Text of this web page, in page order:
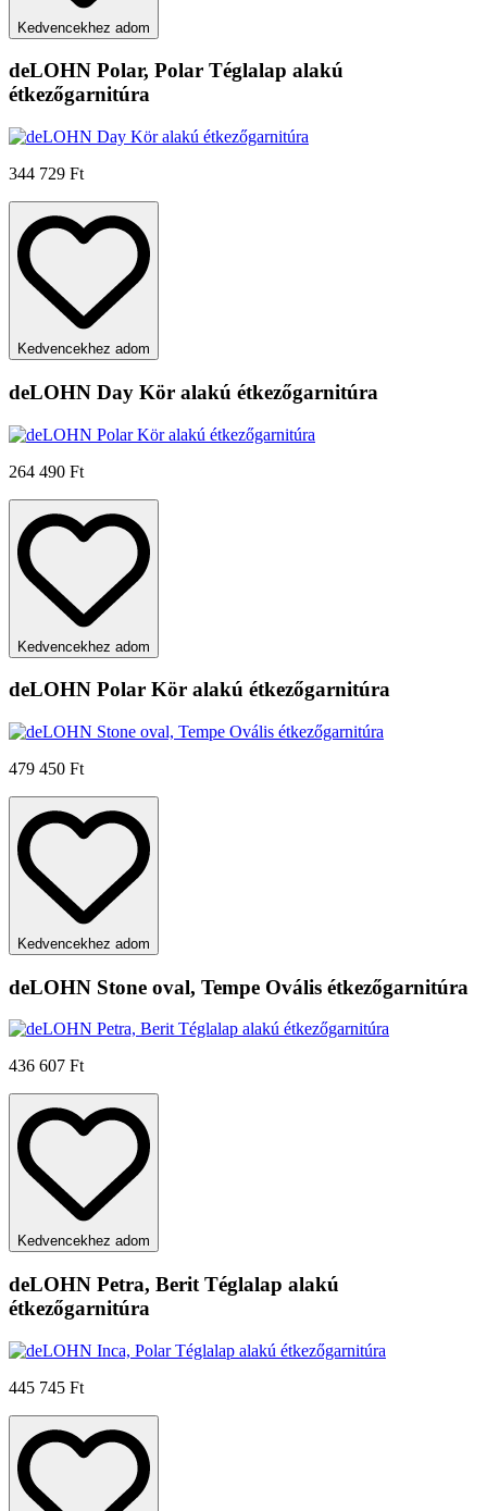
Kedvencekhez adom
deLOHN Polar, Polar Téglalap alakú
étkezőgarnitúra
344 729 Ft
Kedvencekhez adom
deLOHN Day Kör alakú étkezőgarnitúra
264 490 Ft
Kedvencekhez adom
deLOHN Polar Kör alakú étkezőgarnitúra
479 450 Ft
Kedvencekhez adom
deLOHN Stone oval, Tempe Ovális étkezőgarnitúra
436 607 Ft
Kedvencekhez adom
deLOHN Petra, Berit Téglalap alakú
étkezőgarnitúra
445 745 Ft